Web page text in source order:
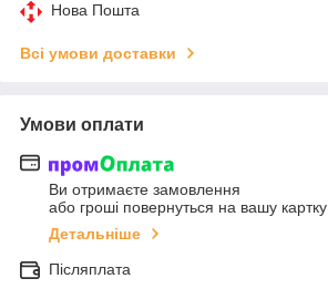
Нова Пошта
Всі умови доставки
Умови оплати
Ви отримаєте замовлення
або гроші повернуться на вашу картку
Детальніше
Післяплата